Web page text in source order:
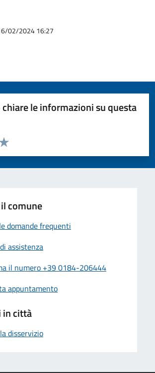
02/2024 16:27
le informazioni su questa
la pagina
5 stelle su 5
4 stelle su 5
su 5
su 5
5
comune
domande frequenti
assistenza
il numero +39 0184-206444
appuntamento
in città
disservizio